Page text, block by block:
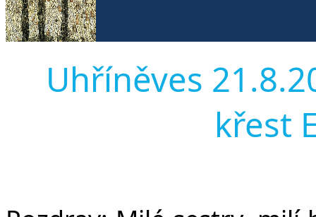
Uhříněves
křest